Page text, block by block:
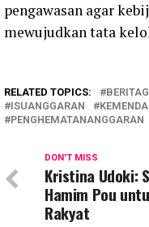
pengawasan agar
mewujudkan tata
RELATED TOPICS:
ISUANGGARAN
PENGHEMATANANGGARAN
DON'T MISS
Kristina Udoki:
Hamim Pou
Rakyat